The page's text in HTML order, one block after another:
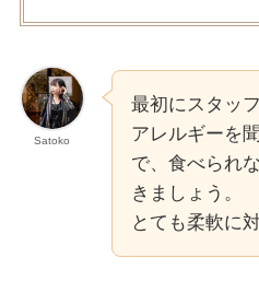
Satoko
最初にスタッ
アレルギーを
で、食べられ
きましょう。
とても柔軟に